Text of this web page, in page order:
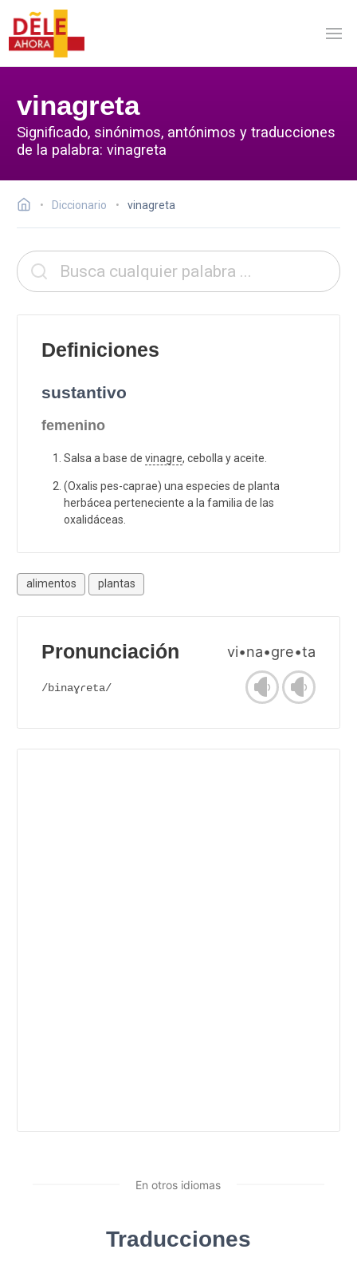
vinagreta
Significado, sinónimos, antónimos y traducciones
de la palabra: vinagreta
Diccionario vinagreta
Definiciones
sustantivo
femenino
Salsa a base de vinagre, cebolla y aceite.
(Oxalis pes-caprae) una especies de planta
herbácea perteneciente a la familia de las
oxalidáceas.
alimentos plantas
Pronunciación vi•na•gre•ta
/binaɣɾeta/
En otros idiomas
Traducciones